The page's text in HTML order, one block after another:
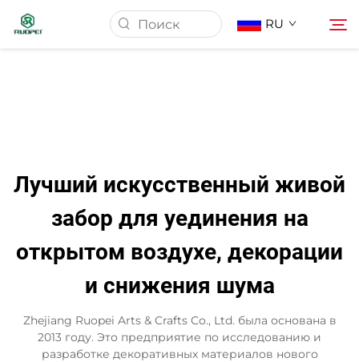
RU
О Нас
Новости
Контакт
Лучший искусственный живой
забор для уединения на
открытом воздухе, декорации
и снижения шума
Zhejiang Ruopei Arts & Crafts Co., Ltd. была основана в
2013 году. Это предприятие по исследованию и
разработке декоративных материалов нового